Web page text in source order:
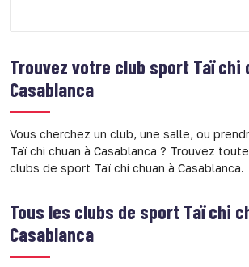
Trouvez votre club sport Taï chi
Casablanca
Vous cherchez un club, une salle, ou
Taï chi chuan à Casablanca ? Trouvez
clubs de sport Taï chi chuan à Casablanca.
Tous les clubs de sport Taï chi
Casablanca